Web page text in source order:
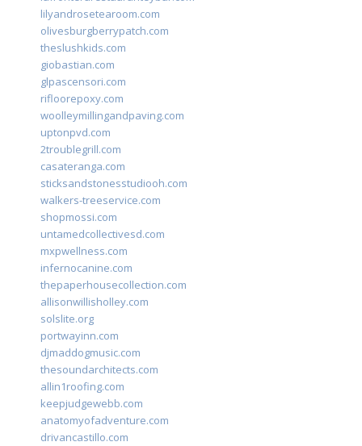
lilyandrosetearoom.com
olivesburgberrypatch.com
theslushkids.com
giobastian.com
glpascensori.com
rifloorepoxy.com
woolleymillingandpaving.com
uptonpvd.com
2troublegrill.com
casateranga.com
sticksandstonesstudiooh.com
walkers-treeservice.com
shopmossi.com
untamedcollectivesd.com
mxpwellness.com
infernocanine.com
thepaperhousecollection.com
allisonwillisholley.com
solslite.org
portwayinn.com
djmaddogmusic.com
thesoundarchitects.com
allin1roofing.com
keepjudgewebb.com
anatomyofadventure.com
drivancastillo.com